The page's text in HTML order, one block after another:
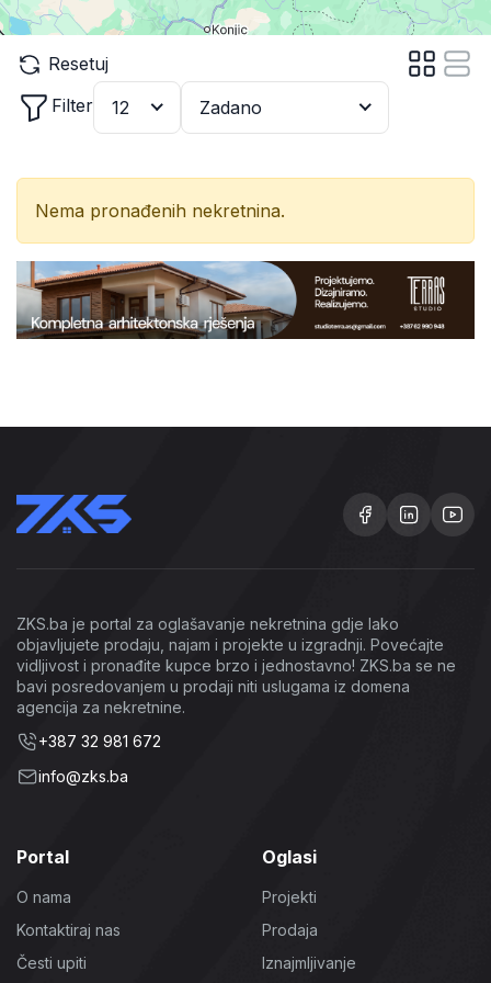
Resetuj
Filter
12 Zadano
Nema pronađenih nekretnina.
ZKS.ba je portal za oglašavanje nekretnina gdje lako
objavljujete prodaju, najam i projekte u izgradnji. Povećajte
vidljivost i pronađite kupce brzo i jednostavno! ZKS.ba se ne
bavi posredovanjem u prodaji niti uslugama iz domena
agencija za nekretnine.
+387 32 981 672
info@zks.ba
Portal
O nama
Kontaktiraj nas
Česti upiti
Oglasi
Projekti
Prodaja
Iznajmljivanje